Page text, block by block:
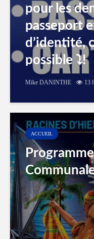
pour les
passeport
d’identité,
possible ⤵️!
Mike DANINTHE 13
ACCUEIL